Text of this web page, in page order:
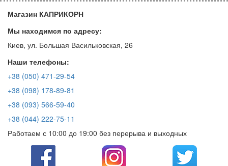
Магазин КАПРИКОРН
Мы находимся по адресу:
Киев, ул. Большая Васильковская, 26
Наши телефоны:
+38 (050) 471-29-54
+38 (098) 178-89-81
+38 (093) 566-59-40
+38 (044) 222-75-11
Работаем с 10:00 до 19:00 без перерыва и выходных